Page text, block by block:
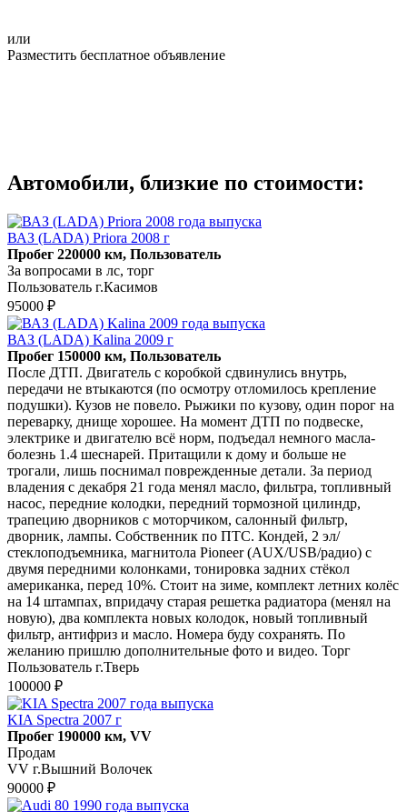
или
Разместить бесплатное объявление
Автомобили, близкие по стоимости:
ВАЗ (LADA) Priora 2008 г
Пробег 220000 км, Пользователь
За вопросами в лс, торг
Пользователь г.Касимов
95000 ₽
ВАЗ (LADA) Kalina 2009 г
Пробег 150000 км, Пользователь
После ДТП. Двигатель с коробкой сдвинулись внутрь,
передачи не втыкаются (по осмотру отломилось крепление
подушки). Кузов не повело. Рыжики по кузову, один порог на
переварку, днище хорошее. На момент ДТП по подвеске,
электрике и двигателю всё норм, подъедал немного масла-
болезнь 1.4 шеснарей. Притащили к дому и больше не
трогали, лишь поснимал поврежденные детали. За период
владения с декабря 21 года менял масло, фильтра, топливный
насос, передние колодки, передний тормозной цилиндр,
трапецию дворников с моторчиком, салонный фильтр,
дворник, лампы. Собственник по ПТС. Кондей, 2 эл/
стеклоподъемника, магнитола Pioneer (AUX/USB/радио) с
двумя передними колонками, тонировка задних стёкол
американка, перед 10%. Стоит на зиме, комплект летних колёс
на 14 штампах, впридачу старая решетка радиатора (менял на
новую), два комплекта новых колодок, новый топливный
фильтр, антифриз и масло. Номера буду сохранять. По
желанию пришлю дополнительные фото и видео. Торг
Пользователь г.Тверь
100000 ₽
KIA Spectra 2007 г
Пробег 190000 км, VV
Продам
VV г.Вышний Волочек
90000 ₽